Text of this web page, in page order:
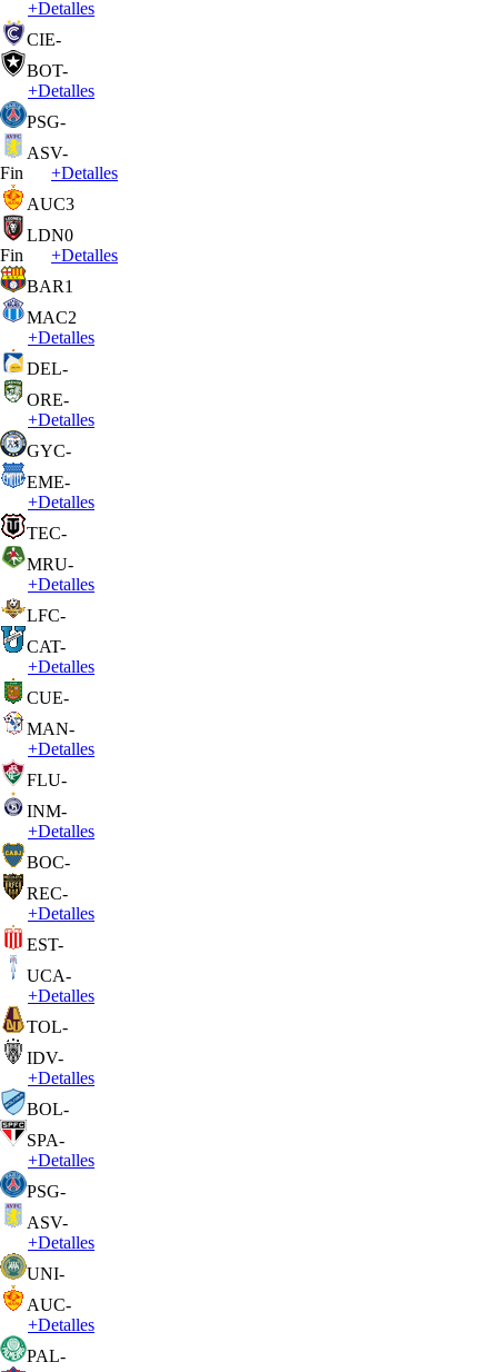
+Detalles
CIE-
BOT-
+Detalles
PSG-
ASV-
Fin
+Detalles
AUC3
LDN0
Fin
+Detalles
BAR1
MAC2
+Detalles
DEL-
ORE-
+Detalles
GYC-
EME-
+Detalles
TEC-
MRU-
+Detalles
LFC-
CAT-
+Detalles
CUE-
MAN-
+Detalles
FLU-
INM-
+Detalles
BOC-
REC-
+Detalles
EST-
UCA-
+Detalles
TOL-
IDV-
+Detalles
BOL-
SPA-
+Detalles
PSG-
ASV-
+Detalles
UNI-
AUC-
+Detalles
PAL-